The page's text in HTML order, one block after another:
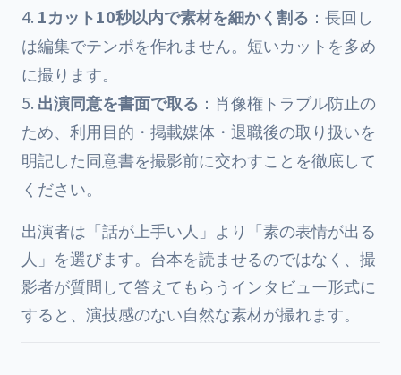
1カット10秒以内で素材を細かく割る ：長回し
は編集でテンポを作れません。短いカットを多め
に撮ります。
出演同意を書面で取る ：肖像権トラブル防止の
ため、利用目的・掲載媒体・退職後の取り扱いを
明記した同意書を撮影前に交わすことを徹底して
ください。
出演者は「話が上手い人」より「素の表情が出る
人」を選びます。台本を読ませるのではなく、撮
影者が質問して答えてもらうインタビュー形式に
すると、演技感のない自然な素材が撮れます。